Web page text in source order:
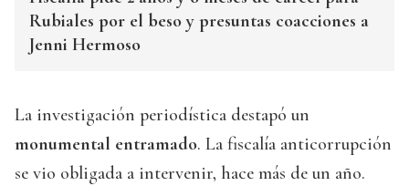
Rubiales por el beso y presuntas coacciones a
Jenni Hermoso
La investigación periodística destapó un
monumental entramado. La fiscalía anticorrupción
se vio obligada a intervenir, hace más de un año.